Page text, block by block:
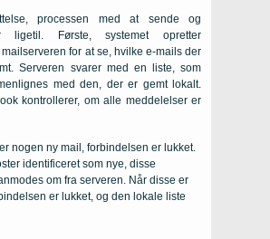
processen med at sende og
ligetil. Første, systemet opretter
for at se, hvilke e-mails der
Serveren svarer med en liste, som
med den, der er gemt lokalt.
kontrollerer, om alle meddelelser er
nogen ny mail, forbindelsen er lukket.
identificeret som nye, disse
om fra serveren. Når disse er
er lukket, og den lokale liste